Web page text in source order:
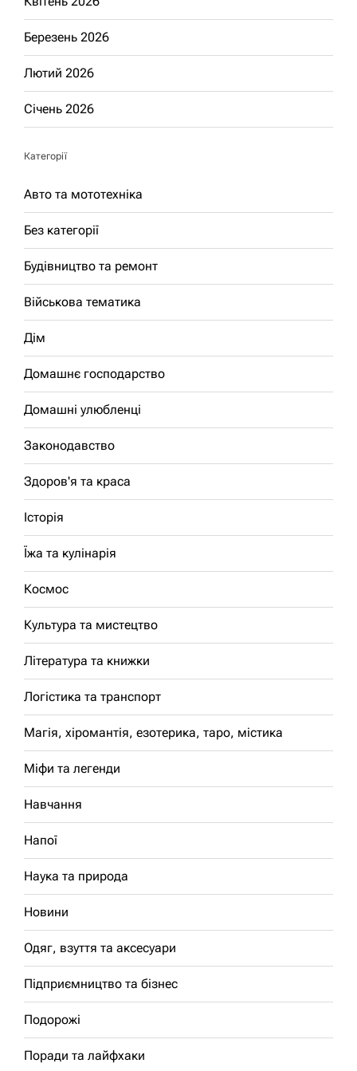
Березень 2026
Лютий 2026
Січень 2026
Категорії
Авто та мототехніка
Без категорії
Будівництво та ремонт
Військова тематика
Дім
Домашнє господарство
Домашні улюбленці
Законодавство
Здоров'я та краса
Історія
Їжа та кулінарія
Космос
Культура та мистецтво
Література та книжки
Логістика та транспорт
Магія, хіромантія, езотерика, таро, містика
Міфи та легенди
Навчання
Напої
Наука та природа
Новини
Одяг, взуття та аксесуари
Підприємництво та бізнес
Подорожі
Поради та лайфхаки